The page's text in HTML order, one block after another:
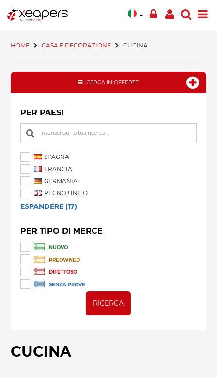
HOME CASA E DECORAZIONE CUCINA
CERCA IN OFFERTE
PER PAESI
SPAGNA
FRANCIA
GERMANIA
REGNO UNITO
ESPANDERE (17)
PER TIPO DI MERCE
NUOVO
PREOWNED
DIFETTOSO
SENZA PROVE
RICERCA
CUCINA